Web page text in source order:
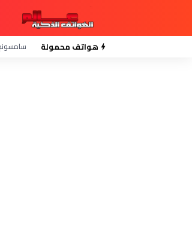
هواتف محمولة